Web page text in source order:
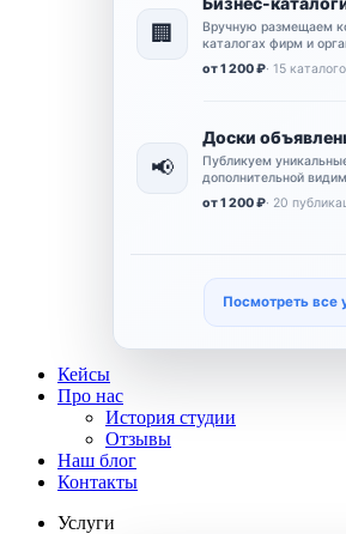
🏢
Вручную размещаем
каталогах фирм и
контактами,
сайт.
от 1 200 ₽· 15
📢
Доски
Публикуем
дополнительной
расширения охвата и
коммерческого
от 1 200 ₽· 20
Посмотреть все
Кейсы
Про нас
История студии
Отзывы
Наш блог
Контакты
Услуги